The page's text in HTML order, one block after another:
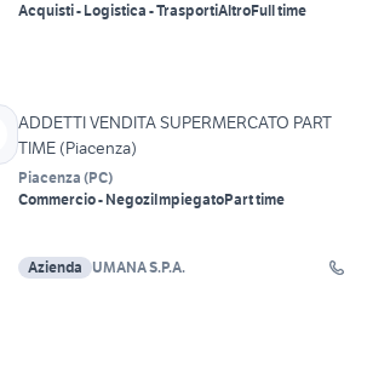
Acquisti - Logistica - TrasportiAltroFull time
ADDETTI VENDITA SUPERMERCATO PART
TIME (Piacenza)
Piacenza (PC)
Commercio - NegoziImpiegatoPart time
Azienda UMANA S.P.A.